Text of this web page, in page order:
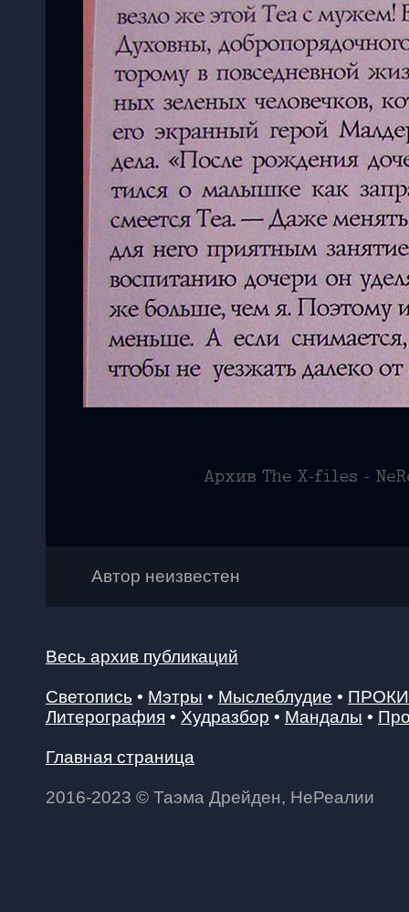
Автор неизвестен
Весь архив публикаций
Светопись • Мэтры • Мыслеблудие •
Литерография • Худразбор • Мандалы •
Главная страница
2016-2023 © Таэма Дрейден, НеРеалии